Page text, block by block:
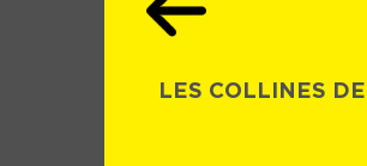
LES COLLINES